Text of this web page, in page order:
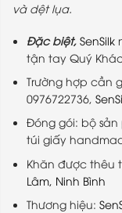
và dệt lụa.
Đặc biệt, SenSilk
tận tay Quý
Trường hợp cần
0976722736,
Đóng gói: bộ
túi giấy
Khăn được thêu
Lâm, Ninh Bình
Thương hiệu: